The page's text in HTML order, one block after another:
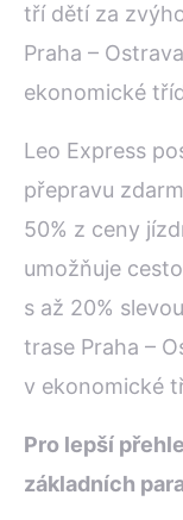
tří dětí za
Praha –
ekonomické
Leo Express
přepravu
50% z ceny
umožňuje
s až 20%
trase Praha –
v ekonomické
Pro lepší
základních